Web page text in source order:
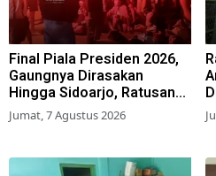
Final Piala Presiden 2026,
Gaungnya Dirasakan
Hingga Sidoarjo, Ratusan
Suporter Nobar Gratis
Jumat, 7 Agustus 2026